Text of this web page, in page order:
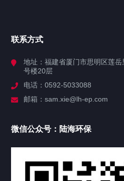
产品中心
新闻公告
联系方式
地址：福建省厦门市思明区莲岳
号楼20层
电话：0592-5033088
邮箱：sam.xie@lh-ep.com
微信公众号：陆海环保